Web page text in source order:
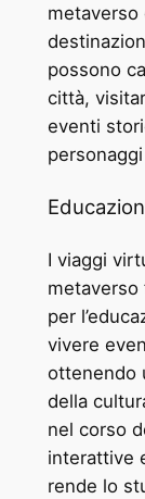
metaverso
possono
città,
eventi
I viaggi
metaverso
per
vivere
ottenendo
della
nel corso
interattive
rende lo